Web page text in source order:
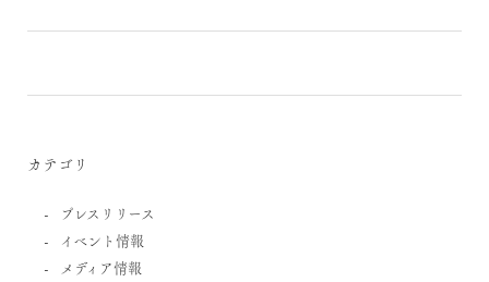
カテゴリ
プレスリリース
イベント情報
メディア情報